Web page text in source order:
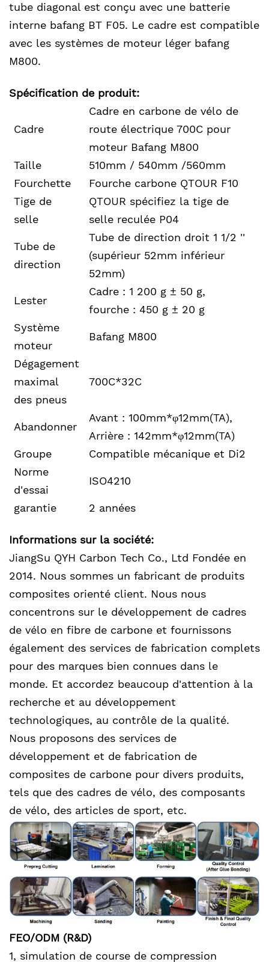
tube diagonal est conçu avec une batterie
interne bafang BT F05. Le cadre est compatible
avec les systèmes de moteur léger bafang
M800.
Spécification de produit:
Cadre
Cadre en carbone de vélo de
route électrique 700C pour
moteur Bafang M800
Taille
510mm / 540mm /560mm
Fourchette
Fourche carbone QTOUR F10
Tige de
selle
QTOUR spécifiez la tige de
selle reculée P04
Tube de
direction
Tube de direction droit 1 1/2 ''
(supérieur 52mm inférieur
52mm)
Lester
Cadre : 1 200 g ± 50 g,
fourche : 450 g ± 20 g
Système
moteur
Bafang M800
Dégagement
maximal
des pneus
700C*32C
Abandonner
Avant : 100mm*φ12mm(TA),
Arrière : 142mm*φ12mm(TA)
Groupe
Compatible mécanique et Di2
Norme
d'essai
ISO4210
garantie 2 années
Informations sur la société:
JiangSu QYH Carbon Tech Co., Ltd Fondée en
2014. Nous sommes un fabricant de produits
composites orienté client. Nous nous
concentrons sur le développement de cadres
de vélo en fibre de carbone et fournissons
également des services de fabrication complets
pour des marques bien connues dans le
monde. Et accordez beaucoup d'attention à la
recherche et au développement
technologiques, au contrôle de la qualité.
Nous proposons des services de
développement et de fabrication de
composites de carbone pour divers produits,
tels que des cadres de vélo, des composants
de vélo, des articles de sport, etc.
FEO/ODM (R&D)
1, simulation de course de compression